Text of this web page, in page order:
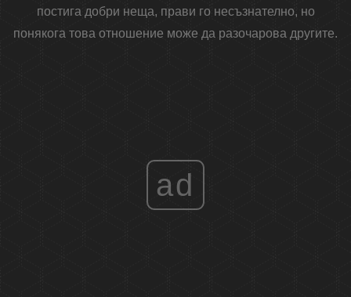
постига добри неща, прави го несъзнателно, но
понякога това отношение може да разочарова другите.
ad